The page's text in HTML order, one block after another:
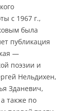
с 1967 г.,
была
публикация
—
поэзии и
Нельдихен,
Зданевич,
также по